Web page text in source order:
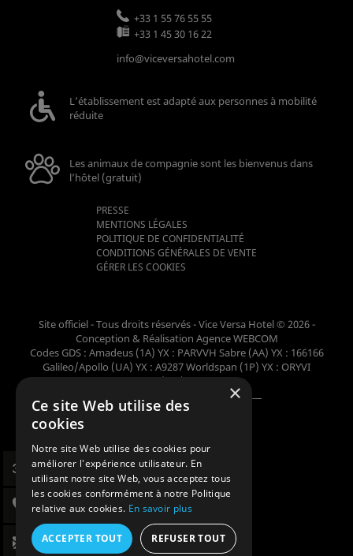
+33 1 55 76 55 55
+33 1 45 30 16 22
info@viceversahotel.com
L’établissement est adapté aux personnes à mobilité
réduite
Les animaux de compagnie sont les bienvenus dans
l’hôtel (gratuit)
PRESSE
MENTIONS LÉGALES
POLITIQUE DE CONFIDENTIALITÉ
CONDITIONS GÉNÉRALES DE VENTE
GÉRER LES COOKIES
Site officiel - Tous droits réservés - Vice Versa Hotel © 2026 -
Conception & Réalisation Agence WEBCOM
Codes GDS : Amadeus (1A) YX : PARVVH Sabre (AA) YX : 166166
Galileo/Apollo (UA) YX : A9287 Worldspan (1P) YX : ORYVI
Pegasus (WB) YX : 62698×
Ce site Web utilise des
cookies
Notre site Web utilise des cookies pour
améliorer l'expérience utilisateur. En
utilisant notre site Web, vous acceptez tous
les cookies conformément à notre Politique
relative aux cookies. En savoir plus
ACCEPTER TOUT REFUSER TOUT